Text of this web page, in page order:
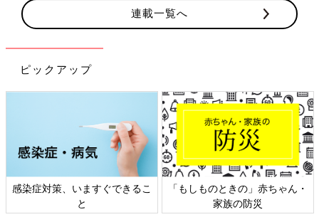
連載一覧へ
ピックアップ
感染症対策、いますぐできるこ
と
「もしものときの」赤ちゃん・
家族の防災